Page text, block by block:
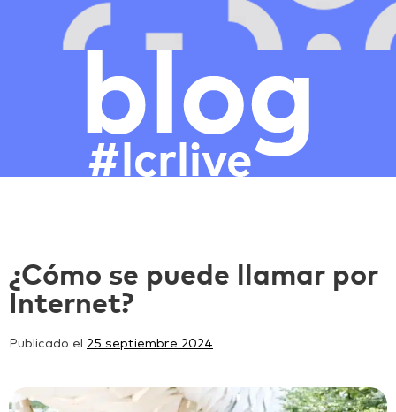
¿Cómo se puede llamar por
Internet?
Publicado el 25 septiembre 2024